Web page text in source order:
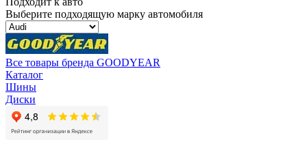
Выберите подходящую марку автомобиля
Все товары бренда GOODYEAR
Каталог
Шины
Диски